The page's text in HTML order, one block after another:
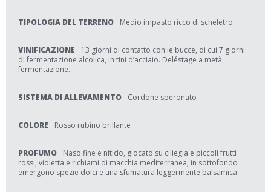
TIPOLOGIA DEL TERRENO Medio impasto ricco di scheletro
VINIFICAZIONE
13 giorni di contatto con le bucce, di cui 7 giorni
di fermentazione alcolica, in tini d’acciaio. Deléstage a metà
fermentazione.
SISTEMA DI ALLEVAMENTO Cordone speronato
COLORE Rosso rubino brillante
PROFUMO
Naso fine e nitido, giocato su ciliegia e piccoli frutti
rossi, violetta e richiami di macchia mediterranea; in sottofondo
emergono spezie dolci e una sfumatura leggermente balsamica